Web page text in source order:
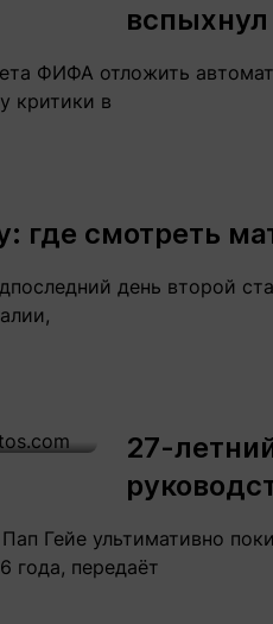
ФИФА отложить
критики в
где смотреть
день второй
27-
Гейе ультимативно
года, передаёт